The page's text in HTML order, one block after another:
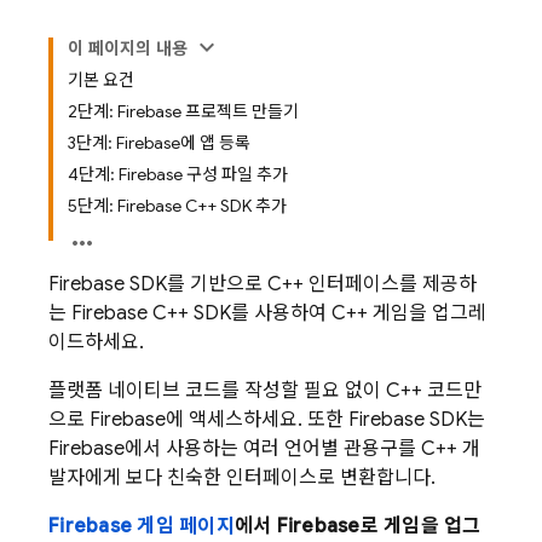
이 페이지의 내용
기본 요건
2단계: Firebase 프로젝트 만들기
3단계: Firebase에 앱 등록
4단계: Firebase 구성 파일 추가
5단계: Firebase C++ SDK 추가
Firebase SDK를 기반으로 C++ 인터페이스를 제공하
는 Firebase C++ SDK를 사용하여 C++ 게임을 업그레
이드하세요.
플랫폼 네이티브 코드를 작성할 필요 없이 C++ 코드만
으로 Firebase에 액세스하세요. 또한 Firebase SDK는
Firebase에서 사용하는 여러 언어별 관용구를 C++ 개
발자에게 보다 친숙한 인터페이스로 변환합니다.
Firebase 게임 페이지 에서 Firebase로 게임을 업그